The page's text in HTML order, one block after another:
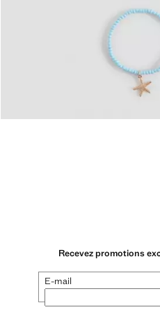
Recevez promotions
E-mail